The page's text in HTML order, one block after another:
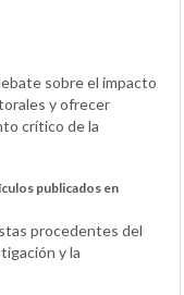
sobre el impacto
y ofrecer
crítico de la
publicados en
procedentes del
y la